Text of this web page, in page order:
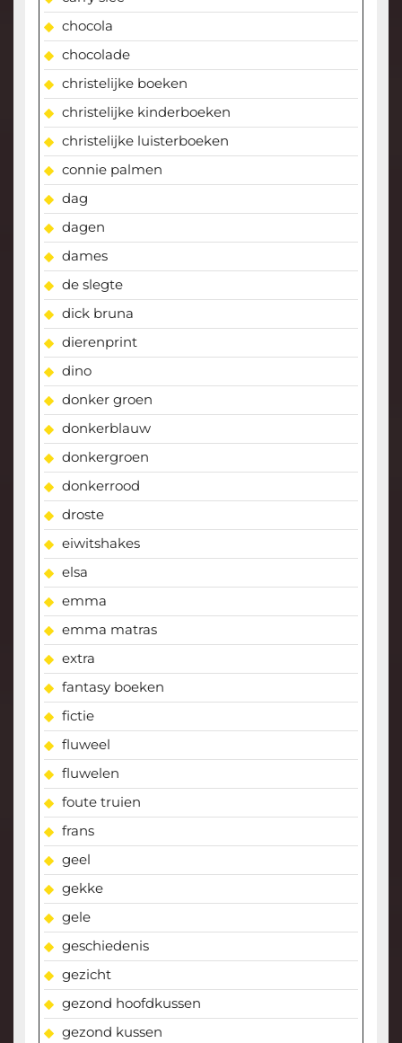
chocola
chocolade
christelijke boeken
christelijke kinderboeken
christelijke luisterboeken
connie palmen
dag
dagen
dames
de slegte
dick bruna
dierenprint
dino
donker groen
donkerblauw
donkergroen
donkerrood
droste
eiwitshakes
elsa
emma
emma matras
extra
fantasy boeken
fictie
fluweel
fluwelen
foute truien
frans
geel
gekke
gele
geschiedenis
gezicht
gezond hoofdkussen
gezond kussen